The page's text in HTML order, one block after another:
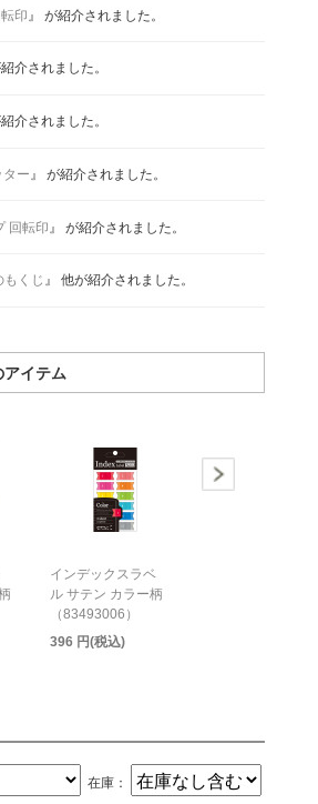
印 』 が紹介されました。
介されました。
介されました。
ター』 が紹介されました。
回転印 』 が紹介されました。
もくじ 』 他が紹介されました。
アイテム
インデックスラベ
ル サテン カラー柄
（83493006）
396 円(税込)
在庫：